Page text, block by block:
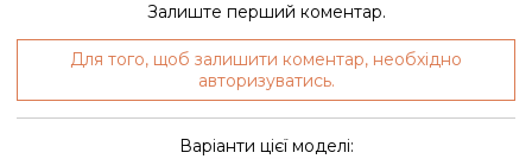
Залиште перший коментар.
Для того, щоб залишити коментар, необхідно
авторизуватись.
Варіанти цієї моделі: